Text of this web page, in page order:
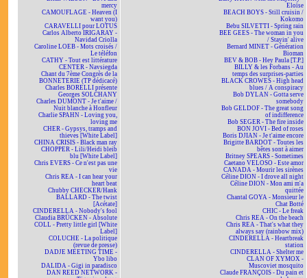
mercy
CAMOUFLAGE - Heaven (I
want you)
CARAVELLI pour LOTUS
Carlos Alberto IRIGARAY -
Navidad Criolla
Caroline LOEB - Mots croisés /
Le téléfon
CATHY - Tout est littérature
CENTER - Navsiegda
Chant du 7ème Congrès de la
BONNETERIE (TP dédicacé)
Charles BORELLI présente
Georges SOLCHANY
Charles DUMONT - Je t'aime /
Nuit blanche à Honfleur
Charlie SPAHN - Loving you,
loving me
CHER - Gypsys, tramps and
thieves [White Label]
CHINA CRISIS - Black man ray
CHOPPER - Lili/Heidi bleib
blu [White Label]
Chris EVERS - Ce n'est pas une
vie
Chris REA - I can hear your
heart beat
Chubby CHECKER/Hank
BALLARD - The twist
[Acétate]
CINDERELLA - Nobody's fool
Claudia BRÜCKEN - Absolute
COLL - Pretty little girl [White
Label]
COLUCHE - La politique
(revue de presse)
DADJE MEETING TIME -
Ybo libo
DALIDA - Gigi in paradisco
DAN REED NETWORK -
Eloïse
BEACH BOYS - Still cruisin /
Kokomo
Bebu SILVETTI - Spring rain
BEE GEES - The woman in you
/ Stayin' alive
Bernard MINET - Génération
Bioman
BEV & BOB - Hey Paula [T.P.]
BILLY & les Forbans - Au
temps des surprises-parties
BLACK CROWES - High head
blues / A conspiracy
Bob DYLAN - Gotta serve
somebody
Bob GELDOF - The great song
of indifference
Bob SEGER - The fire inside
BON JOVI - Bed of roses
Boris DJIAN - Je t'aime encore
Brigitte BARDOT - Toutes les
bêtes sont à aimer
Britney SPEARS - Sometimes
Caetano VELOSO - Este amor
CANADA - Mourir les sirènes
Céline DION - I drove all night
Céline DION - Mon ami m'a
quittée
Chantal GOYA - Monsieur le
Chat Botté
CHIC - Le freak
Chris REA - On the beach
Chris REA - That's what they
always say (rainbow mix)
CINDERELLA - Heartbreak
station
CINDERELLA - Shelter me
CLAN OF XYMOX -
Muscoviet mosquito
Claude FRANÇOIS - Du pain et